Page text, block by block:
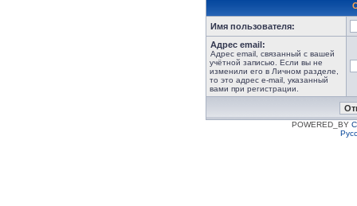
Имя пользователя:
Адрес email:
Адрес email, связанный с вашей
учётной записью. Если вы не
изменили его в Личном разделе,
то это адрес e-mail, указанный
вами при регистрации.
POWERED_BY